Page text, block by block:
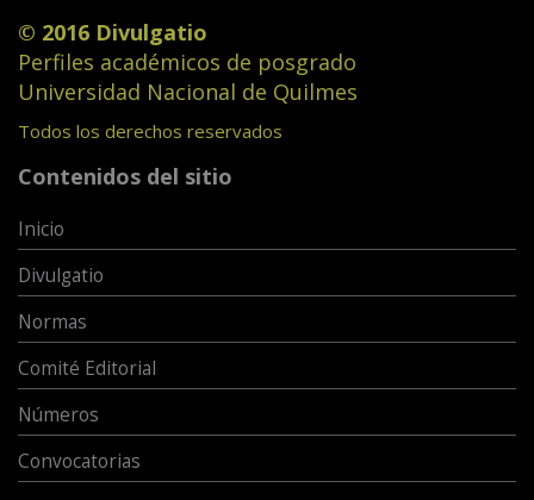
© 2016 Divulgatio
Perfiles académicos de posgrado
Universidad Nacional de Quilmes
Todos los derechos reservados
Contenidos del sitio
Inicio
Divulgatio
Normas
Comité Editorial
Números
Convocatorias